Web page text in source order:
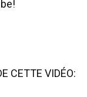
CETTE VIDÉO: